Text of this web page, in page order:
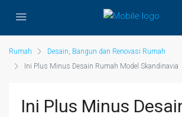
Rumah
Desain, Bangun dan Renovasi Rumah
Ini Plus Minus Desain Rumah Model Skandinavia
Ini Plus Minus